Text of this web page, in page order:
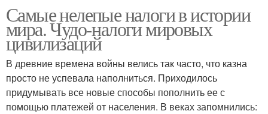
Самые нелепые налоги в истории
мира. Чудо-налоги мировых
цивилизаций
В древние времена войны велись так часто, что казна
просто не успевала наполниться. Приходилось
придумывать все новые способы пополнить ее с
помощью платежей от населения. В веках запомнились: